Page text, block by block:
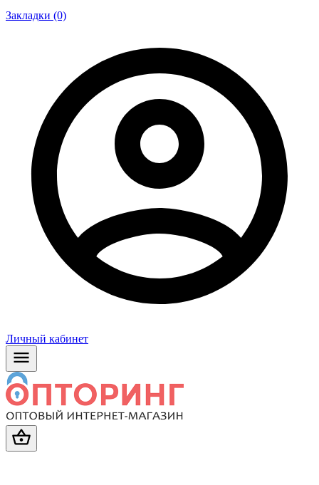
Закладки (0)
Личный кабинет